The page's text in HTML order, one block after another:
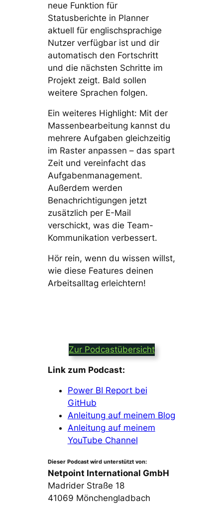
neue Funktion für
Statusberichte in Planner
aktuell für englischsprachige
Nutzer verfügbar ist und dir
automatisch den Fortschritt
und die nächsten Schritte im
Projekt zeigt. Bald sollen
weitere Sprachen folgen.
Ein weiteres Highlight: Mit der
Massenbearbeitung kannst du
mehrere Aufgaben gleichzeitig
im Raster anpassen – das spart
Zeit und vereinfacht das
Aufgabenmanagement.
Außerdem werden
Benachrichtigungen jetzt
zusätzlich per E-Mail
verschickt, was die Team-
Kommunikation verbessert.
Hör rein, wenn du wissen willst,
wie diese Features deinen
Arbeitsalltag erleichtern!
Zur Podcastübersicht
Link zum Podcast:
Power BI Report bei
GitHub
Anleitung auf meinem Blog
Anleitung auf meinem
YouTube Channel
Dieser Podcast wird unterstützt von:
Netpoint International GmbH
Madrider Straße 18
41069 Mönchengladbach